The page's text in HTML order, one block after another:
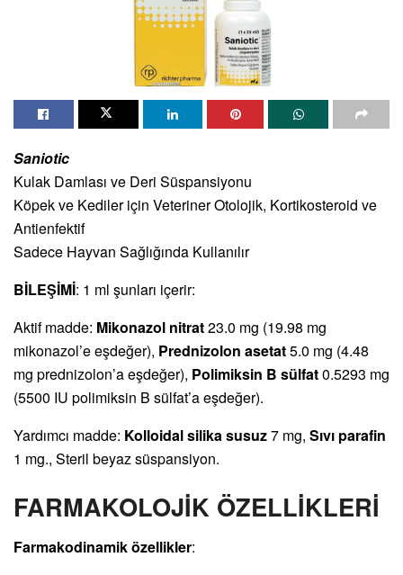
Saniotic
Kulak Damlası ve Deri Süspansiyonu
Köpek ve Kediler için Veteriner Otolojik, Kortikosteroid ve
Antienfektif
Sadece Hayvan Sağlığında Kullanılır
BİLEŞİMİ: 1 ml şunları içerir:
Aktif madde: Mikonazol nitrat23.0 mg (19.98 mg
mikonazol’e eşdeğer), Prednizolon asetat5.0 mg (4.48
mg prednizolon’a eşdeğer), Polimiksin B sülfat0.5293 mg
(5500 IU polimiksin B sülfat’a eşdeğer).
Yardımcı madde: Kolloidal silika susuz7 mg, Sıvı parafin
1 mg., Steril beyaz süspansiyon.
FARMAKOLOJİK ÖZELLİKLERİ
Farmakodinamik özellikler: